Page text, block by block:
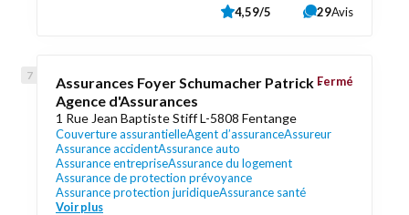
4,59/5 29Avis
Assurances Foyer Schumacher Patrick -
Agence d'Assurances
1 Rue Jean Baptiste Stiff L-5808 Fentange
Couverture assurantielleAgent d’assuranceAssureur
Assurance accidentAssurance auto
Assurance entrepriseAssurance du logement
Assurance de protection prévoyance
Assurance protection juridiqueAssurance santé
Voir plus
Fermé